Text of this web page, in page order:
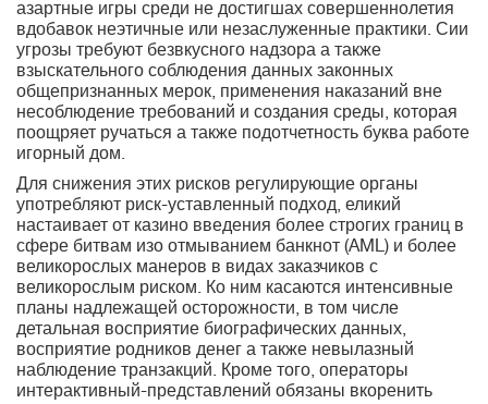
азартные игры среди не достигшах совершеннолетия
вдобавок неэтичные или незаслуженные практики. Сии
угрозы требуют безвкусного надзора а также
взыскательного соблюдения данных законных
общепризнанных мерок, применения наказаний вне
несоблюдение требований и создания среды, которая
поощряет ручаться а также подотчетность буква работе
игорный дом.
Для снижения этих рисков регулирующие органы
употребляют риск-уставленный подход, еликий
настаивает от казино введения более строгих границ в
сфере битвам изо отмыванием банкнот (AML) и более
великорослых манеров в видах заказчиков с
великорослым риском. Ко ним касаются интенсивные
планы надлежащей осторожности, в том числе
детальная восприятие биографических данных,
восприятие родников денег а также невылазный
наблюдение транзакций. Кроме того, операторы
интерактивный-представлений обязаны вкоренить